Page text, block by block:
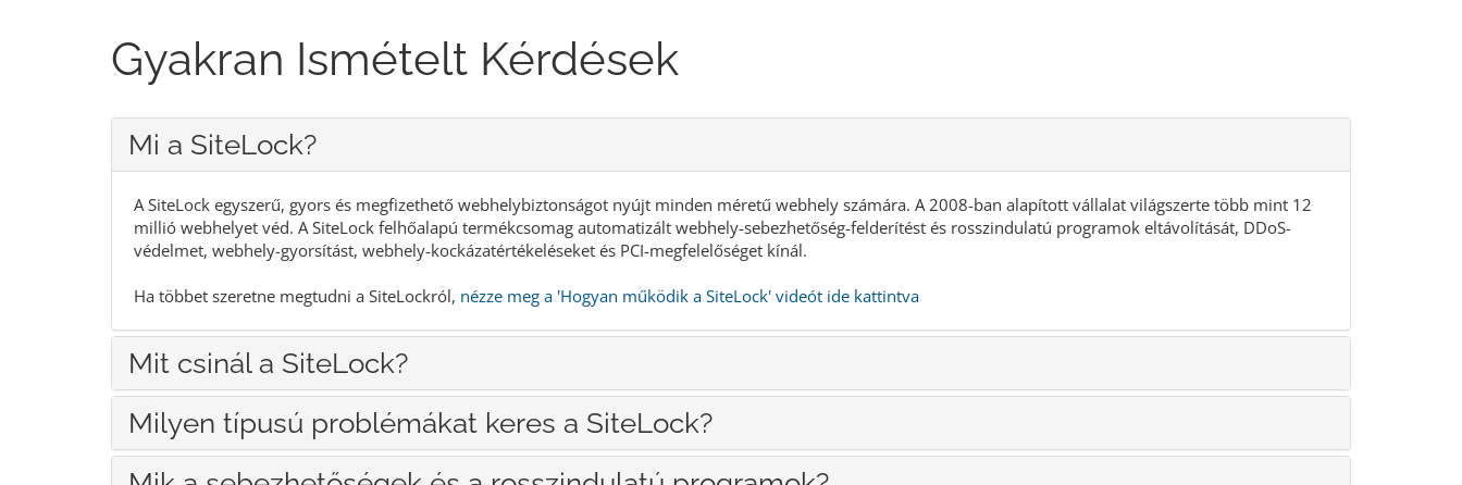
Gyakran Ismételt Kérdések
Mi a SiteLock?
A SiteLock egyszerű, gyors és megfizethető webhelybiztonságot nyújt minden méretű webhely számára. A 2008-ban alapított vállalat világszerte több mint 12
millió webhelyet véd. A SiteLock felhőalapú termékcsomag automatizált webhely-sebezhetőség-felderítést és rosszindulatú programok eltávolítását, DDoS-
védelmet, webhely-gyorsítást, webhely-kockázatértékeléseket és PCI-megfelelőséget kínál.
Ha többet szeretne megtudni a SiteLockról, nézze meg a 'Hogyan működik a SiteLock' videót ide kattintva
Mit csinál a SiteLock?
Milyen típusú problémákat keres a SiteLock?